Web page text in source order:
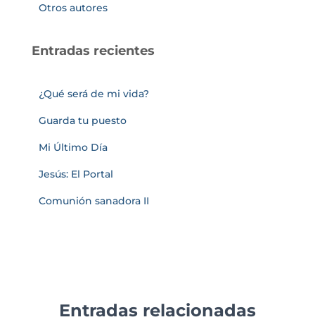
Otros autores
Entradas recientes
¿Qué será de mi vida?
Guarda tu puesto
Mi Último Día
Jesús: El Portal
Comunión sanadora II
Entradas relacionadas